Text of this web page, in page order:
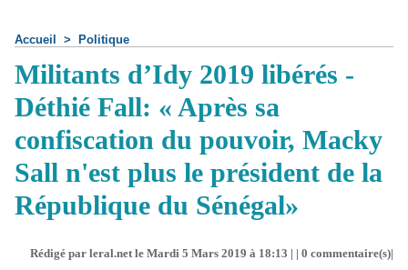
Accueil > Politique
Militants d’Idy 2019 libérés -
Déthié Fall: « Après sa
confiscation du pouvoir, Macky
Sall n'est plus le président de la
République du Sénégal»
Rédigé par leral.net le Mardi 5 Mars 2019 à 18:13 | | 0 commentaire(s)|